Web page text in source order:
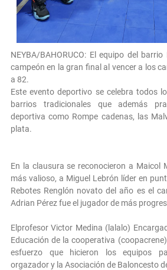
NEYBA/BAHORUCO: El equipo del
campeón en la gran final al vencer a los
a 82.
Este evento deportivo se celebra todos
barrios tradicionales que además
deportiva como Rompe cadenas, las
plata.
En la clausura se reconocieron a Maicol
más valioso, a Miguel Lebrón líder en
Rebotes Renglón novato del año es el
Adrian Pérez fue el jugador de más
Elprofesor Victor Medina (lalalo)
Educación de la cooperativa
esfuerzo que hicieron los equipos
orgazador y la Asociación de Baloncesto